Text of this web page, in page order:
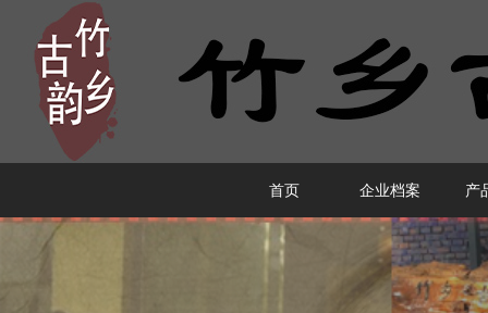
首页 企业档案 产